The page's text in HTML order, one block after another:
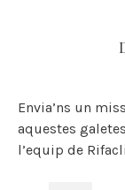
Envia’ns un
aquestes
l’equip de